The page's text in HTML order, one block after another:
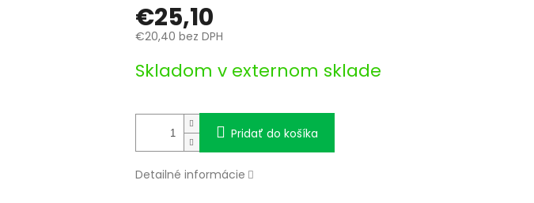
€25,10
€20,40 bez DPH
cena:
Skladom v externom sklade
Pridať do košíka
Detailné informácie